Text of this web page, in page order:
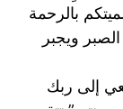
بالرحمة
ويجبر
إلى ربك